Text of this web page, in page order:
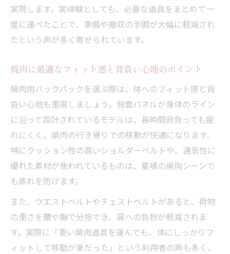
実現します。実体験としても、必要な道具をまとめて一
度に運べたことで、準備や撤収の手間が大幅に軽減され
たという声が多く寄せられています。
焼肉に最適なフィット感と背負い心地のポイント
焼肉用バックパックを選ぶ際は、体へのフィット感と背
負い心地も重視しましょう。背面パネルが身体のライン
に沿って設計されているモデルは、長時間背負っても疲
れにくく、焼肉の行き帰りでの移動が快適になります。
特にクッション性の高いショルダーベルトや、通気性に
優れた素材が使われているものは、夏場の焼肉シーンで
も蒸れを防げます。
また、ウエストベルトやチェストベルトがあると、荷物
の重さを腰や胸で分担でき、肩への負担が軽減されま
す。実際に「重い焼肉道具を運んでも、体にしっかりフ
ィットして移動が楽だった」という利用者の声も多く、